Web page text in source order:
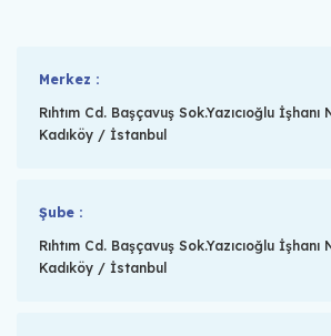
Merkez :
Rıhtım Cd. Başçavuş Sok.Yazıcıoğlu İşhanı
Kadıköy / İstanbul
Şube :
Rıhtım Cd. Başçavuş Sok.Yazıcıoğlu İşhanı
Kadıköy / İstanbul